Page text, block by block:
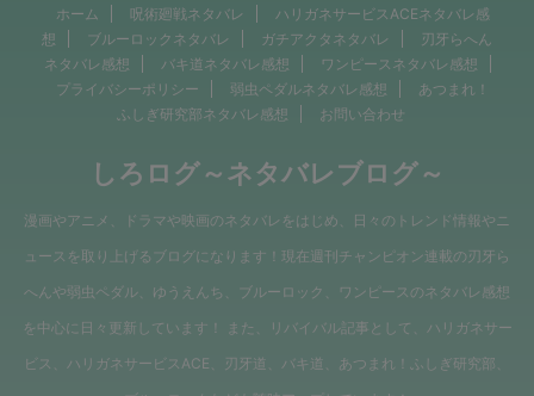
ホーム 呪術廻戦ネタバレ
ハリガネサービスACEネタバレ感
想
ブルーロックネタバレ ガチアクタネタバレ
刃牙らへん
ネタバレ感想
バキ道ネタバレ感想
ワンピースネタバレ感想
プライバシーポリシー
弱虫ペダルネタバレ感想
あつまれ！
ふしぎ研究部ネタバレ感想
お問い合わせ
しろログ～ネタバレブログ～
漫画やアニメ、ドラマや映画のネタバレをはじめ、日々のトレンド情報やニ
ュースを取り上げるブログになります！現在週刊チャンピオン連載の刃牙ら
へんや弱虫ペダル、ゆうえんち、ブルーロック、ワンピースのネタバレ感想
を中心に日々更新しています！ また、リバイバル記事として、ハリガネサー
ビス、ハリガネサービスACE、刃牙道、バキ道、あつまれ！ふしぎ研究部、